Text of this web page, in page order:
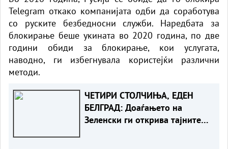
Telegram откако компанијата одби да соработува
со руските безбедносни служби. Наредбата за
блокирање беше укината во 2020 година, по две
години обиди за блокирање, кои услугата,
наводно, ги избегнувала користејќи различни
методи.
ЧЕТИРИ СТОЛЧИЊА, ЕДЕН
БЕЛГРАД: Доаѓањето на
Зеленски ги открива тајните